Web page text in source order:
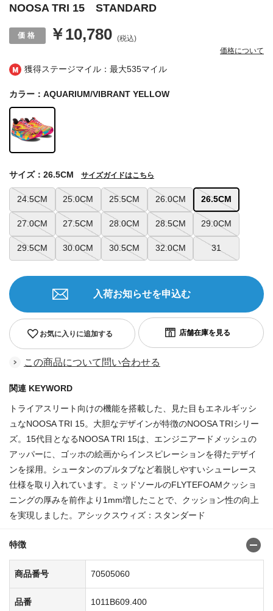
獲得ステージマイル：最大535マイル
NOOSA TRI 15 STANDARD
￥10,780 (税込)
価格について
カラー：AQUARIUM/VIBRANT YELLOW
24.5CM 25.0CM 25.5CM 26.0CM 26.5CM
27.0CM 27.5CM 28.0CM 28.5CM 29.0CM
29.5CM 30.0CM 30.5CM 32.0CM 31
サイズ：26.5CM サイズガイドはこちら
お気に入りに追加する
入荷お知らせを申込む
この商品について問い合わせる
関連 KEYWORD
トライアスリート向けの機能を搭載した、見た目もエネルギッシ
ュなNOOSA TRI 15。大胆なデザインが特徴のNOOSA TRIシリー
ズ。15代目となるNOOSA TRI 15は、エンジニアードメッシュの
アッパーに、ゴッホの絵画からインスピレーションを得たデザイ
ンを採用。シュータンのプルタブなど着脱しやすいシューレース
仕様を取り入れています。ミッドソールのFLYTEFOAMクッショ
ニングの厚みを前作より1mm増したことで、クッション性の向上
を実現しました。アシックスウィズ：スタンダード
特徴
商品番号 70505060
品番 1011B609.400